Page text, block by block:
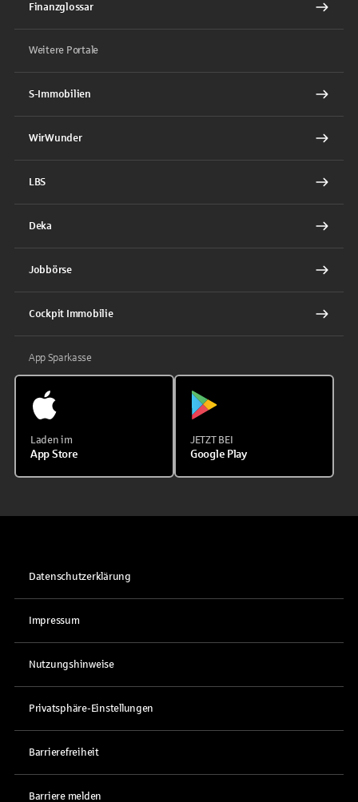
Finanzglossar
Weitere Portale
S-Immobilien
WirWunder
LBS
Deka
Jobbörse
Cockpit Immobilie
App Sparkasse
Laden im
App Store
JETZT BEI
Google Play
Datenschutzerklärung
Impressum
Nutzungshinweise
Privatsphäre-Einstellungen
Barrierefreiheit
Barriere melden